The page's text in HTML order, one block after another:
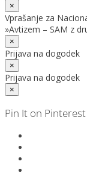
×
Vprašanje za
»Avtizem – SAM z
×
Prijava na dogodek
×
Prijava na dogodek
×
Pin It on Pinterest